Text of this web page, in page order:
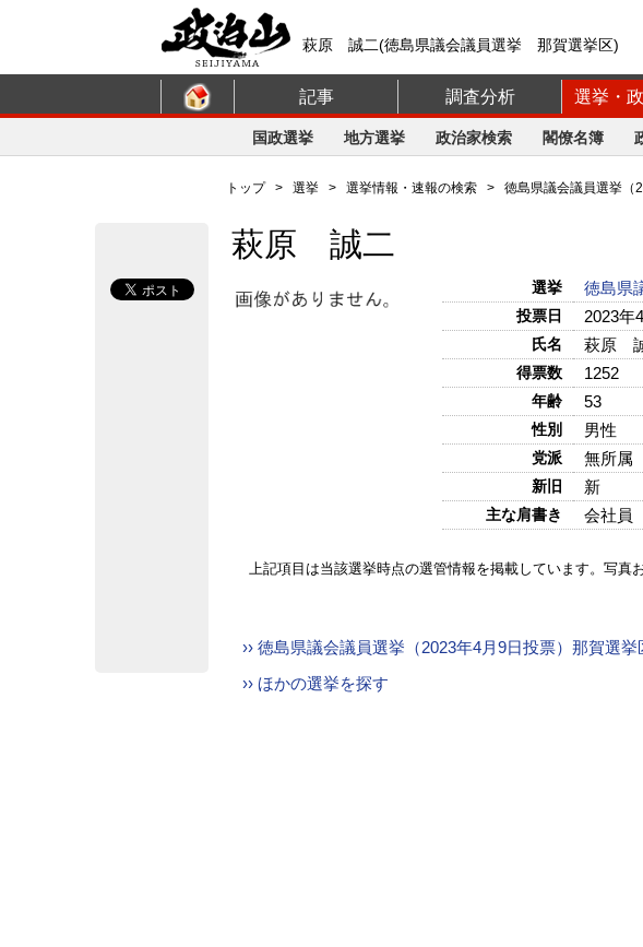
萩原 誠二(徳島県議会議員選挙 那賀選挙区)
記事 調査分析 選挙・
国政選挙 地方選挙 政治家検索 閣僚名簿
トップ> 選挙 > 選挙情報・速報の検索 > 徳島県議会議員選挙（
萩原 誠二
選挙 徳島県
投票日 2023年
氏名 萩原
得票数 1252
年齢 53
性別 男性
党派 無所属
新旧 新
主な肩書き 会社員
上記項目は当該選挙時点の選管情報を掲載しています。写真
›› 徳島県議会議員選挙（2023年4月9日投票）那賀選
›› ほかの選挙を探す